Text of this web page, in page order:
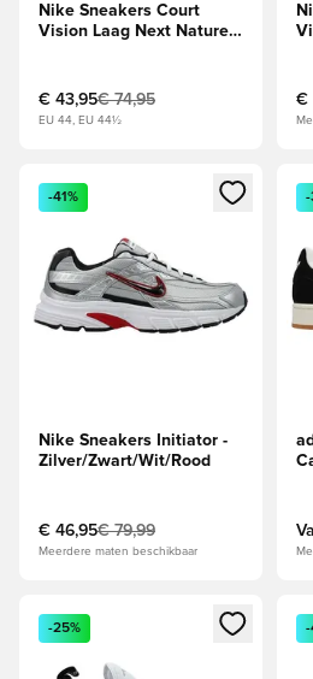
Nike Sneakers Court
Vision Laag Next Nature -
€ 43,95€ 74,95
EU 44, EU 44½
€
Opent een venster om in te
-41%
Nike Sneakers Initiator -
Zilver/Zwart/Wit/Rood
€ 46,95€ 79,99
Meerdere maten beschikbaar
-
Opent een venster om in te
-25% -